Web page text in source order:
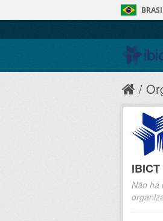
IBICT
Não há